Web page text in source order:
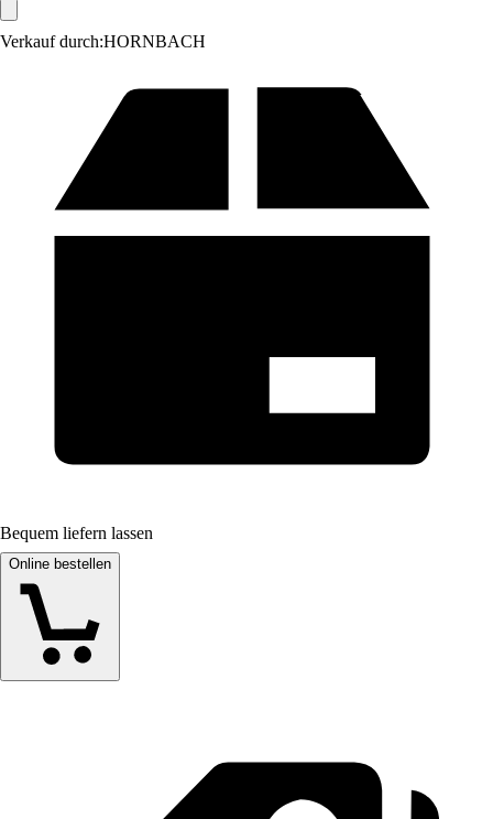
Verkauf durch:HORNBACH
Bequem liefern lassen
Online bestellen